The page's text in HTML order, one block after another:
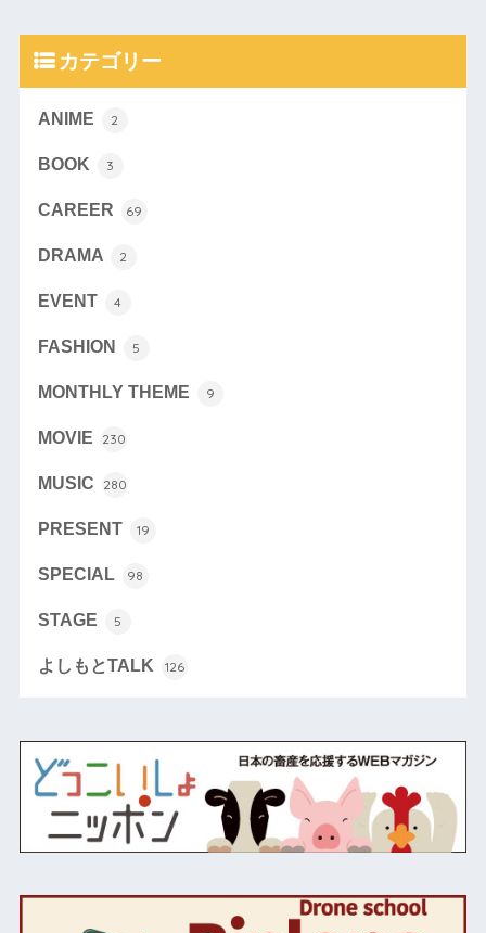
カテゴリー
ANIME 2
BOOK 3
CAREER 69
DRAMA 2
EVENT 4
FASHION 5
MONTHLY THEME 9
MOVIE 230
MUSIC 280
PRESENT 19
SPECIAL 98
STAGE 5
よしもとTALK 126